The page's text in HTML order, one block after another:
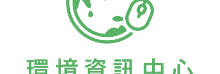
洪功能良好的濕地，是卑南族卡大地布部落的傳統領域，
也是知本居民的共同生活記憶，當地人稱「夢幻湖」。知
本濕地歷年來有種類繁多的候鳥度冬，包括全球瀕危鳥種
黑面琵鷺，及全球僅存約2000隻的東方白鸛，為候鳥遷徙
共記錄至少130種鳥類。2008年行政院農